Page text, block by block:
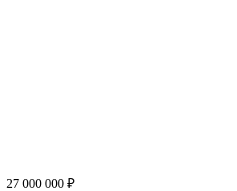
27 000 000 ₽